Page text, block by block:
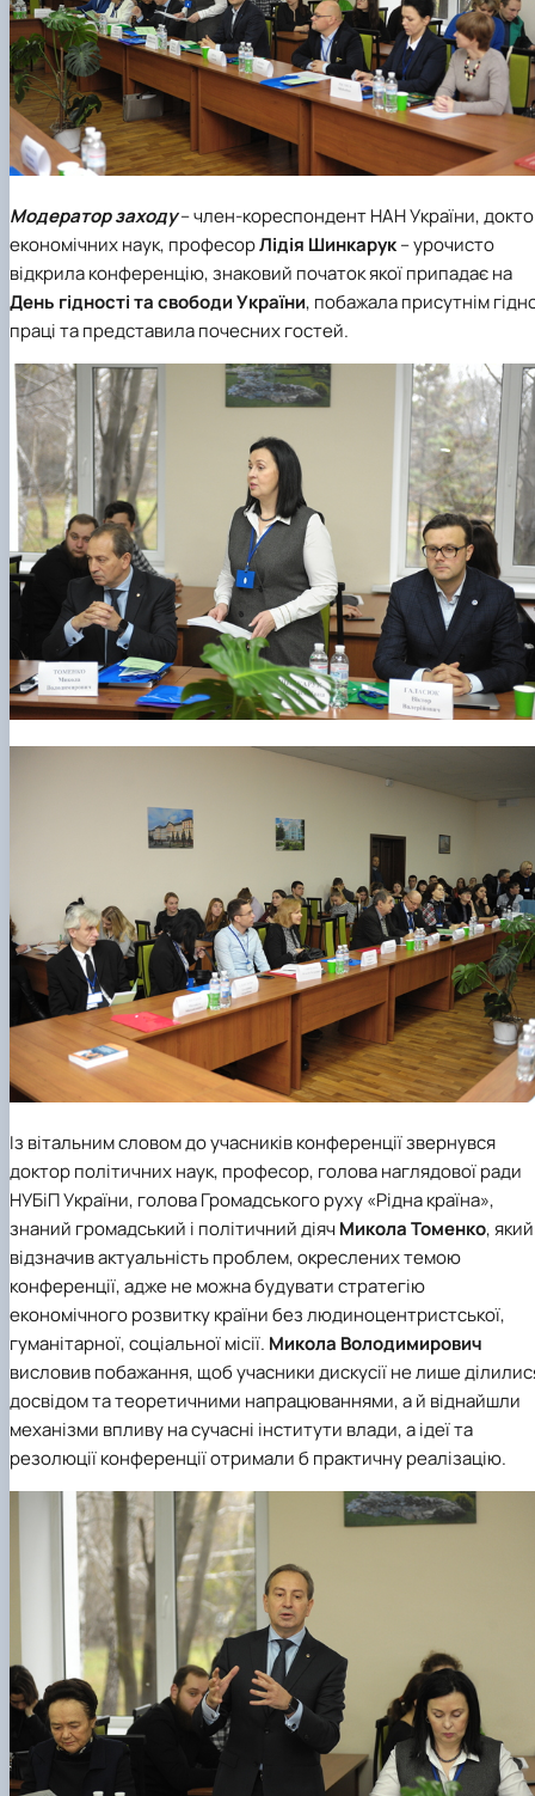
Модератор заходу– член-кореспондент НАН України,
економічних наук, професорЛідія Шинкарук– урочисто
відкрила конференцію, знаковий початок якої припадає на
День гідності та свободи України, побажала присутнім
праці та представила почесних гостей.
Із вітальним словом до учасників конференції звернувся
доктор політичних наук, професор, голова наглядової ради
НУБіП України, головаГромадського руху «Рідна країна»,
знаний громадський і політичний діячМикола Томенко, який
відзначив актуальність проблем, окреслених темою
конференції, адже не можна будувати стратегію
економічного розвитку країни без людиноцентристської,
гуманітарної, соціальної місії. Микола Володимирович
висловив побажання, щоб учасники дискусії не лише
досвідом та теоретичними напрацюваннями, а й віднайшли
механізми впливу на сучасні інститути влади, а ідеї та
резолюції конференції отримали б практичну реалізацію.